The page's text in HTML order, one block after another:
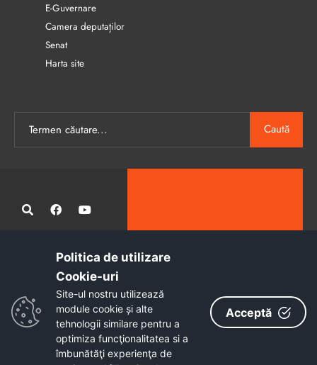
E-Guvernare
Camera deputaților
Senat
Harta site
Caută
Administrația publică locală informatizată, calitativă și accesibilă
Copyright © 2026 - Primăria Municipiului Petroșani
Politica de utilizare
Cookie-uri‎
Site-ul nostru utilizează
module cookie și alte
tehnologii similare pentru a
optimiza funcţionalitatea si a
îmbunătăţi experienţa de
Acceptă